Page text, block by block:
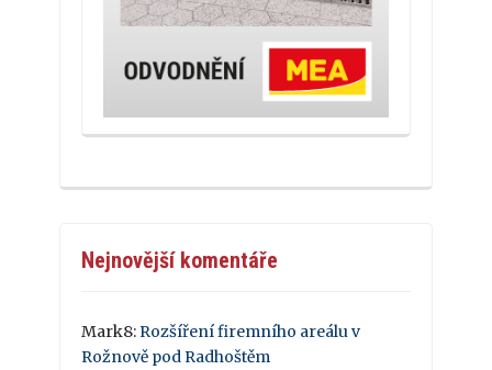
Nejnovější komentáře
Mark8: Rozšíření firemního areálu v
Rožnově pod Radhoštěm